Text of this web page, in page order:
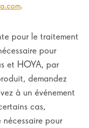
.
pour le traitement
pour
et HOYA, par
demandez
à un événement
cas,
pour